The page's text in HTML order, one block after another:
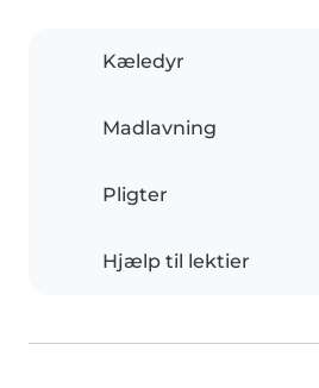
Kæledyr
Madlavning
Pligter
Hjælp til lektier